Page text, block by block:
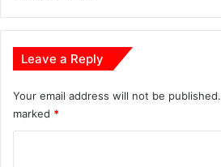
Leave a Reply
Your email address will not be published.
marked *